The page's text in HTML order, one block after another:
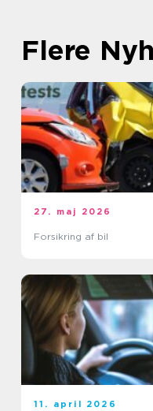
Flere
27. maj 2026
Forsikring af bil
11. april 2026